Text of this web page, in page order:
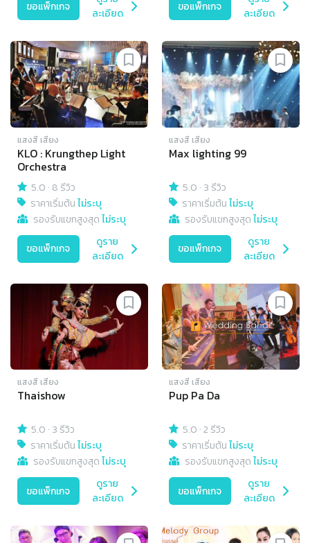
ขอแพ็กเกจ
ละเอียด
ขอแพ็กเกจ
ละเอียด
แสงสี เสียง
KLO : Krungthep Light
Orchestra
5.0 · 8 รีวิว
ราคาเริ่มต้นไม่ระบุ
รองรับแขกสูงสุดไม่ระบุ
ขอแพ็กเกจ
ดูราย
ละเอียด
แสงสี เสียง
Max lighting 99
5.0 · 3 รีวิว
ราคาเริ่มต้นไม่ระบุ
รองรับแขกสูงสุดไม่ระบุ
ขอแพ็กเกจ
ดูราย
ละเอียด
แสงสี เสียง
Thaishow
5.0 · 3 รีวิว
ราคาเริ่มต้นไม่ระบุ
รองรับแขกสูงสุดไม่ระบุ
ขอแพ็กเกจ
ดูราย
ละเอียด
แสงสี เสียง
Pup Pa Da
5.0 ·2 รีวิว
ราคาเริ่มต้นไม่ระบุ
รองรับแขกสูงสุดไม่ระบุ
ขอแพ็กเกจ
ดูราย
ละเอียด